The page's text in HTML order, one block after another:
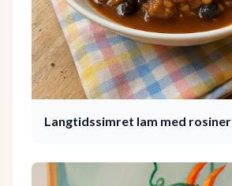
Langtidssimret lam med rosiner